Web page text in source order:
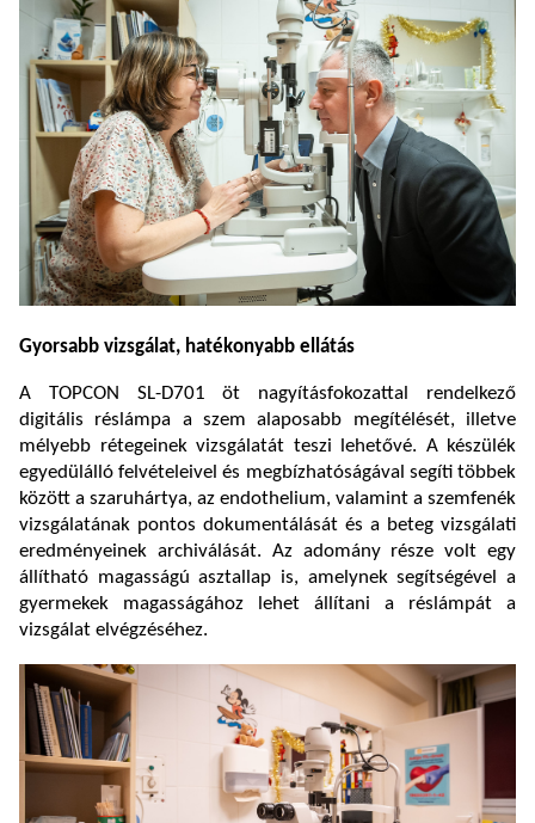
Gyorsabb vizsgálat, hatékonyabb ellátás
A TOPCON SL-D701 öt nagyításfokozattal rendelkező
digitális réslámpa a szem alaposabb megítélését, illetve
mélyebb rétegeinek vizsgálatát teszi lehetővé. A készülék
egyedülálló felvételeivel és megbízhatóságával segíti többek
között a szaruhártya, az endothelium, valamint a szemfenék
vizsgálatának pontos dokumentálását és a beteg vizsgálati
eredményeinek archiválását. Az adomány része volt egy
állítható magasságú asztallap is, amelynek segítségével a
gyermekek magasságához lehet állítani a réslámpát a
vizsgálat elvégzéséhez.